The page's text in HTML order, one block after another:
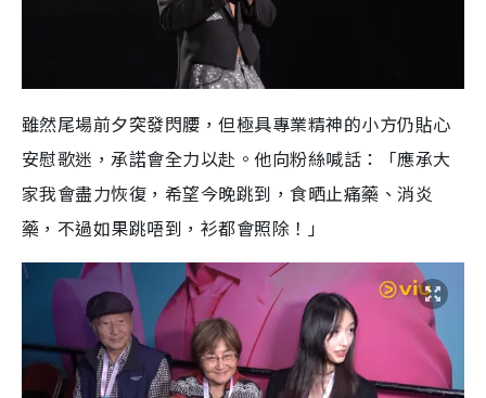
雖然尾場前夕突發閃腰，但極具專業精神的小方仍貼心
安慰歌迷，承諾會全力以赴。他向粉絲喊話：「應承大
家我會盡力恢復，希望今晚跳到，食晒止痛藥、消炎
藥，不過如果跳唔到，衫都會照除！」